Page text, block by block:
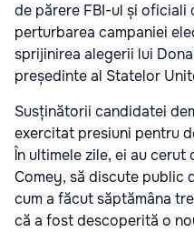
de părere FBI-ul și
perturbarea campaniei
sprijinirea alegerii lui
președinte al Statelor
Susținătorii candidatei
exercitat presiuni pentru
În ultimele zile, ei au cerut
Comey, să discute public
cum a făcut săptămâna
că a fost descoperită o